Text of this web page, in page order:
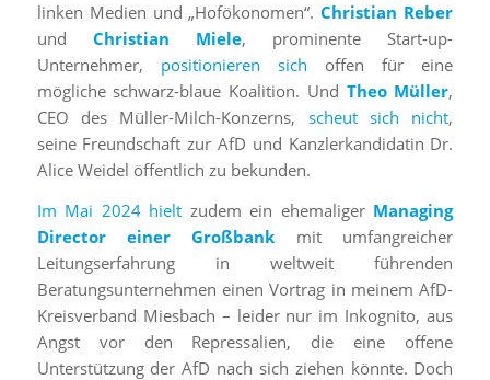
linken Medien und „Hofökonomen“.Christian Reber
und Christian Miele, prominente Start-up-
Unternehmer, positionieren sich offen für eine
mögliche schwarz-blaue Koalition. Und Theo Müller,
CEO des Müller-Milch-Konzerns, scheut sich nicht,
seine Freundschaft zur AfD und Kanzlerkandidatin Dr.
Alice Weidel öffentlich zu bekunden.
Im Mai 2024 hielt zudem ein ehemaliger Managing
Director einer Großbank mit umfangreicher
Leitungserfahrung in weltweit führenden
Beratungsunternehmen einen Vortrag in meinem AfD-
Kreisverband Miesbach – leider nur im Inkognito, aus
Angst vor den Repressalien, die eine offene
Unterstützung der AfD nach sich ziehen könnte. Doch